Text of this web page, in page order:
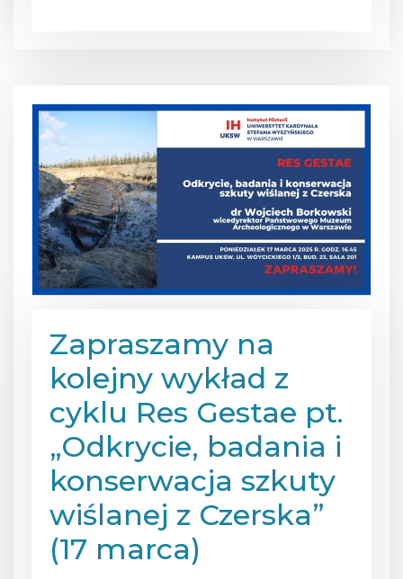
Zapraszamy na
kolejny wykład z
cyklu Res Gestae pt.
„Odkrycie, badania i
konserwacja szkuty
wiślanej z Czerska”
(17 marca)